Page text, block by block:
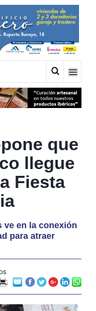
que
llegue
Fiesta
ve en la conexión
para atraer